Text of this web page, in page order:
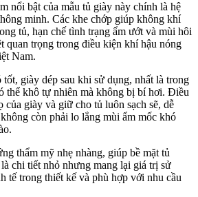
nổi bật của mẫu tủ giày này chính là hệ
minh. Các khe chớp giúp không khí
tủ, hạn chế tình trạng ẩm ướt và mùi hôi
quan trọng trong điều kiện khí hậu nóng
Nam.
giày dép sau khi sử dụng, nhất là trong
thể khô tự nhiên mà không bị bí hơi. Điều
của giày và giữ cho tủ luôn sạch sẽ, dễ
còn phải lo lắng mùi ẩm mốc khó
thẩm mỹ nhẹ nhàng, giúp bề mặt tủ
chi tiết nhỏ nhưng mang lại giá trị sử
tế trong thiết kế và phù hợp với nhu cầu